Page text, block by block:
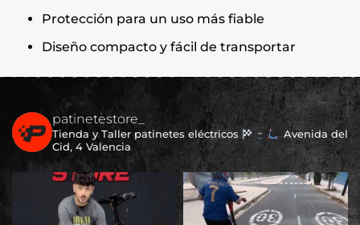
Protección para un uso más fiable
Diseño compacto y fácil de transportar
patinetestore_
Tienda y Taller patinetes eléctricos
Avenida del
Cid, 4 Valencia